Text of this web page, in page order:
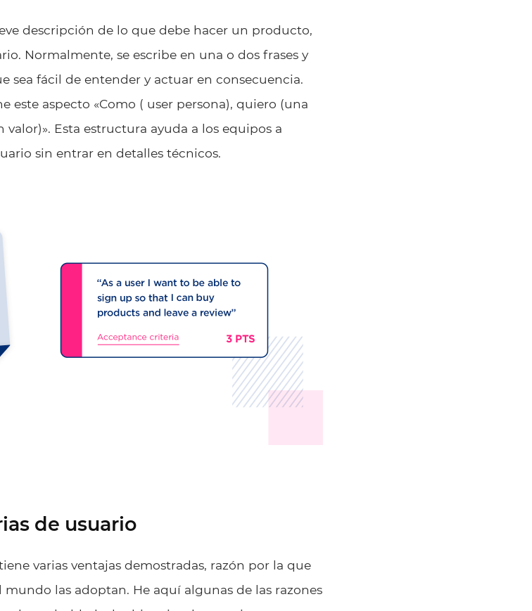
descripción de lo que debe hacer un producto,
Normalmente, se escribe en una o dos frases y
sea fácil de entender y actuar en consecuencia.
este aspecto «Como ( user persona), quiero (una
Esta estructura ayuda a los equipos a
sin entrar en detalles técnicos.
de usuario
varias ventajas demostradas, razón por la que
las adoptan. He aquí algunas de las razones